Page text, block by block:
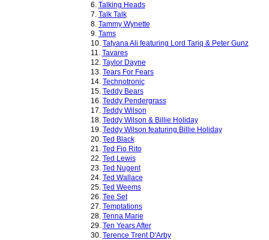
6. Talking Heads
7. Talk Talk
8. Tammy Wynette
9. Tams
10. Tatyana Ali featuring Lord Tariq & Peter Gunz
11. Tavares
12. Taylor Dayne
13. Tears For Fears
14. Technotronic
15. Teddy Bears
16. Teddy Pendergrass
17. Teddy Wilson
18. Teddy Wilson & Billie Holiday
19. Teddy Wilson featuring Billie Holiday
20. Ted Black
21. Ted Fio Rito
22. Ted Lewis
23. Ted Nugent
24. Ted Wallace
25. Ted Weems
26. Tee Set
27. Temptations
28. Tenna Marie
29. Ten Years After
30. Terence Trent D'Arby